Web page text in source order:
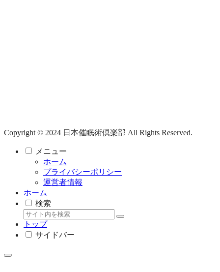
Copyright © 2024 日本催眠術倶楽部 All Rights Reserved.
メニュー
ホーム
プライバシーポリシー
運営者情報
ホーム
検索
トップ
サイドバー